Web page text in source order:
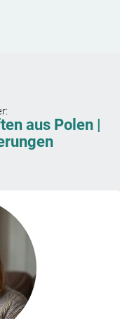
:
aus Polen |